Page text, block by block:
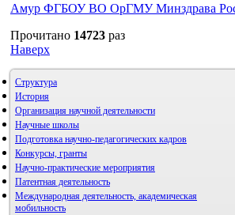
Амур ФГБОУ ВО ОрГМУ Минздрава
Прочитано 14723 раз
Наверх
Структура
История
Организация научной деятельности
Научные школы
Подготовка научно-педагогических кадров
Конкурсы, гранты
Научно-практические мероприятия
Патентная деятельность
Международная деятельность, академическая
мобильность